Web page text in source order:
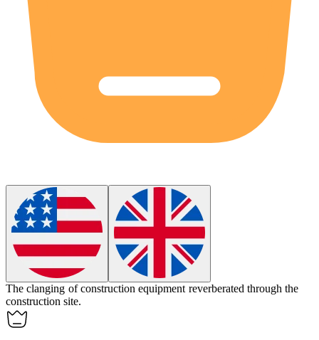
The clanging of construction equipment reverberated through the
construction site.